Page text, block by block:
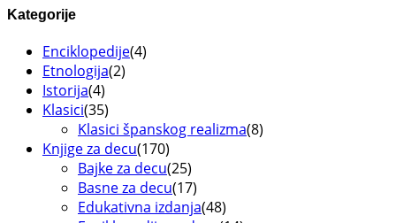
Kategorije
Enciklopedije(4)
Etnologija(2)
Istorija(4)
Klasici(35)
Klasici španskog realizma(8)
Knjige za decu(170)
Bajke za decu(25)
Basne za decu(17)
Edukativna izdanja(48)